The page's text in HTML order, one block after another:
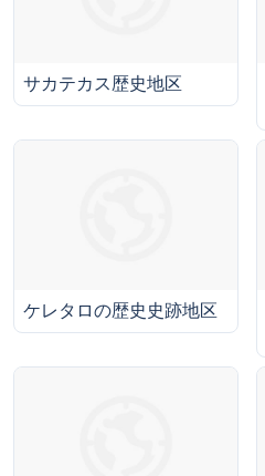
サカテカス歴史地区
ケレタロの歴史史跡地区